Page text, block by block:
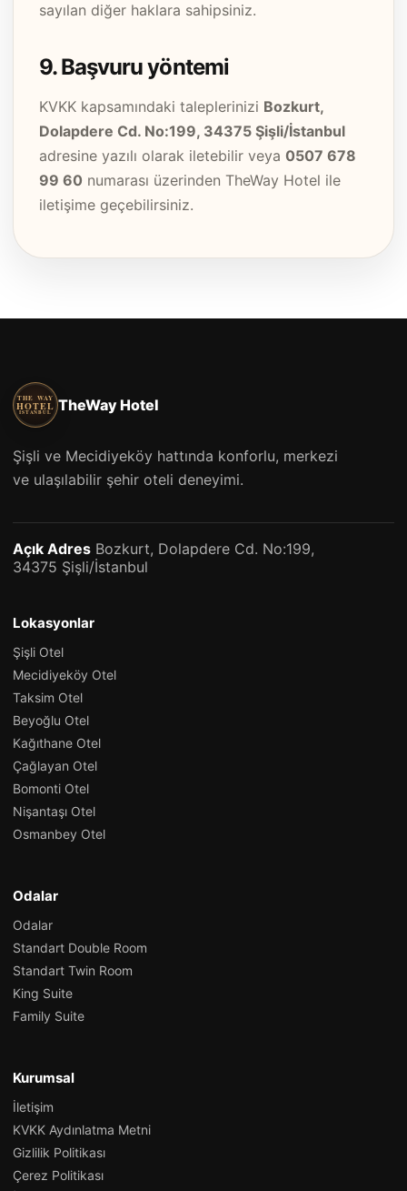
sayılan diğer haklara sahipsiniz.
9. Başvuru yöntemi
KVKK kapsamındaki taleplerinizi Bozkurt,
Dolapdere Cd. No:199, 34375 Şişli/İstanbul
adresine yazılı olarak iletebilir veya 0507 678
99 60 numarası üzerinden TheWay Hotel ile
iletişime geçebilirsiniz.
THE WAY
HOTEL
ISTANBUL TheWay Hotel
Şişli ve Mecidiyeköy hattında konforlu, merkezi
ve ulaşılabilir şehir oteli deneyimi.
Açık Adres Bozkurt, Dolapdere Cd. No:199,
34375 Şişli/İstanbul
Lokasyonlar
Şişli Otel
Mecidiyeköy Otel
Taksim Otel
Beyoğlu Otel
Kağıthane Otel
Çağlayan Otel
Bomonti Otel
Nişantaşı Otel
Osmanbey Otel
Odalar
Odalar
Standart Double Room
Standart Twin Room
King Suite
Family Suite
Kurumsal
İletişim
KVKK Aydınlatma Metni
Gizlilik Politikası
Çerez Politikası